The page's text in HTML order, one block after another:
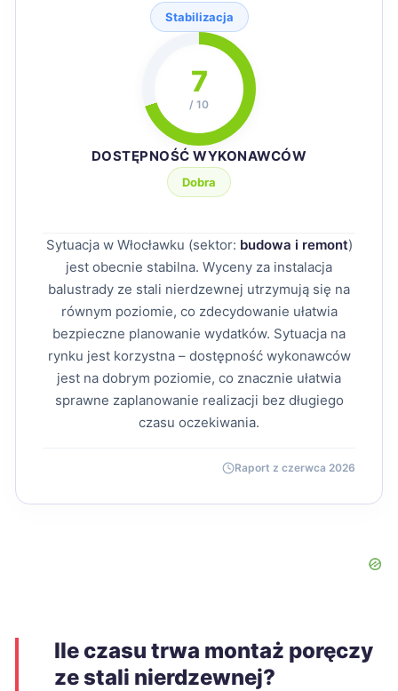
Stabilizacja
7
/ 10
DOSTĘPNOŚĆ WYKONAWCÓW
Dobra
Sytuacja w Włocławku (sektor: budowa i remont)
jest obecnie stabilna. Wyceny za instalacja
balustrady ze stali nierdzewnej utrzymują się na
równym poziomie, co zdecydowanie ułatwia
bezpieczne planowanie wydatków. Sytuacja na
rynku jest korzystna – dostępność wykonawców
jest na dobrym poziomie, co znacznie ułatwia
sprawne zaplanowanie realizacji bez długiego
czasu oczekiwania.
Raport z czerwca 2026
Ile czasu trwa montaż poręczy
ze stali nierdzewnej?